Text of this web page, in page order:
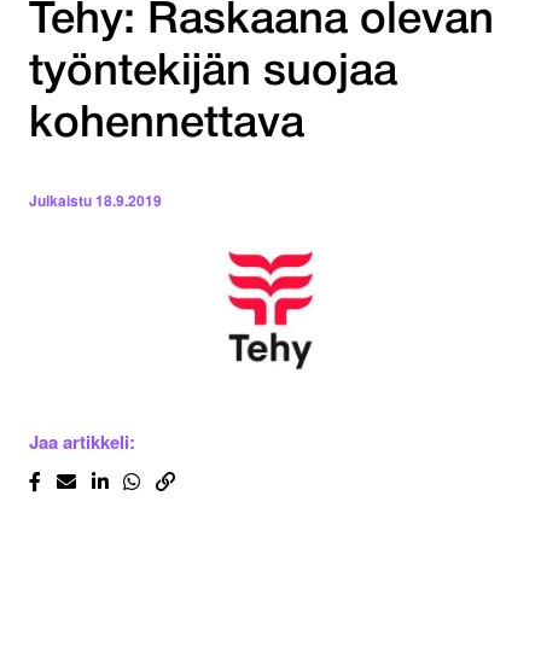
Tehy: Raskaana olevan
työntekijän suojaa
kohennettava
Julkaistu18.9.2019
Jaa artikkeli: